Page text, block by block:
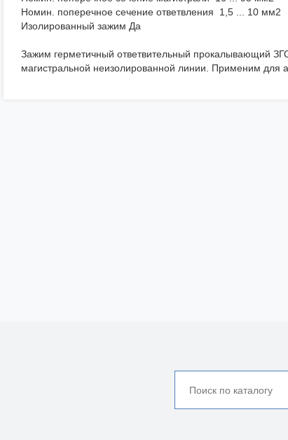
Номин. поперечное сечение ответвления 1,5 ... 10 мм2
Изолированный зажим Да
Зажим герметичный ответвительный прокалывающий
магистральной неизолированной линии. Применим